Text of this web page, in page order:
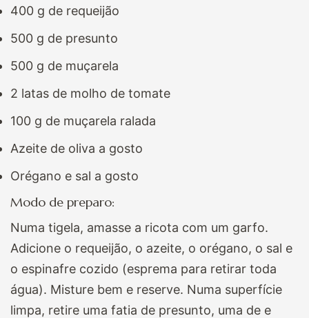
400 g de requeijão
500 g de presunto
500 g de muçarela
2 latas de molho de tomate
100 g de muçarela ralada
Azeite de oliva a gosto
Orégano e sal a gosto
Modo de preparo:
Numa tigela, amasse a ricota com um garfo.
Adicione o requeijão, o azeite, o orégano, o sal e
o espinafre cozido (esprema para retirar toda
água). Misture bem e reserve. Numa superfície
limpa, retire uma fatia de presunto, uma de e